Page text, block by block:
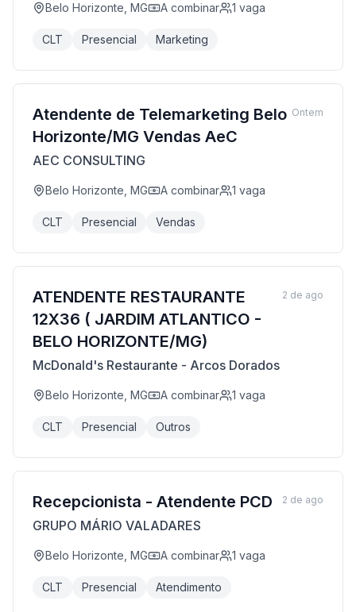
Belo Horizonte, MG A combinar 1 vaga
CLT Presencial Marketing
Atendente de Telemarketing Belo
Horizonte/MG Vendas AeC
AEC CONSULTING
Belo Horizonte, MG A combinar 1 vaga
CLT Presencial Vendas
Ontem
ATENDENTE RESTAURANTE
12X36 ( JARDIM ATLANTICO -
BELO HORIZONTE/MG)
McDonald's Restaurante - Arcos Dorados
Belo Horizonte, MG A combinar 1 vaga
CLT Presencial Outros
2 de ago
Recepcionista - Atendente PCD
GRUPO MÁRIO VALADARES
Belo Horizonte, MG A combinar 1 vaga
CLT Presencial Atendimento
2 de ago